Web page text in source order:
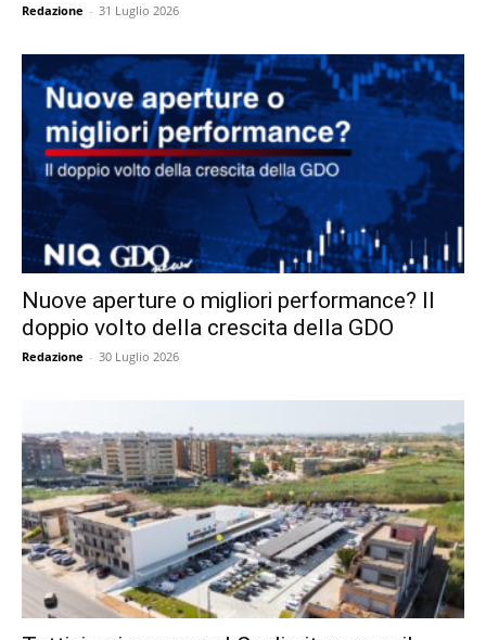
Redazione - 31 Luglio 2026
Nuove aperture o migliori performance? Il
doppio volto della crescita della GDO
Redazione - 30 Luglio 2026